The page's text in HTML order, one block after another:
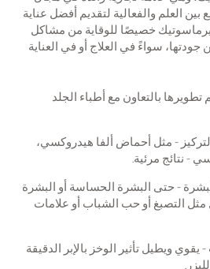
بين العلم والفعالية لتقديم أفضل عناية
خصيصًا للوقاية من مشاكل
سواءً في العلاج أو في العناية
تطويرها بالتعاون مع أطباء الجلد
- مثل أحماض ألفا هيدروكسي،
- نتائج مرئية.
- حتى البشرة الحساسة أو البشرة
التصبغ أو حب الشباب أو علامات
ويطيل تأثير الوخز بالإبر الدقيقة